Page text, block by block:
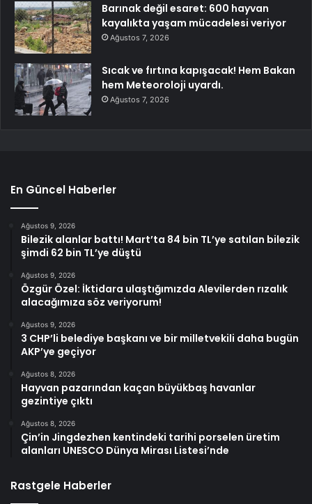
Barınak değil esaret: 600 hayvan
kayalıkta yaşam mücadelesi veriyor
Ağustos 7, 2026
Sıcak ve fırtına kapışacak! Hem Bakan
hem Meteoroloji uyardı.
Ağustos 7, 2026
En Güncel Haberler
Ağustos 9, 2026
Bilezik alanlar battı! Mart’ta 84 bin TL’ye satılan bilezik
şimdi 62 bin TL’ye düştü
Ağustos 9, 2026
Özgür Özel: İktidara ulaştığımızda Alevilerden rızalık
alacağımıza söz veriyorum!
Ağustos 9, 2026
3 CHP’li belediye başkanı ve bir milletvekili daha bugün
AKP’ye geçiyor
Ağustos 8, 2026
Hayvan pazarından kaçan büyükbaş havanlar
gezintiye çıktı
Ağustos 8, 2026
Çin’in Jingdezhen kentindeki tarihi porselen üretim
alanları UNESCO Dünya Mirası Listesi’nde
Rastgele Haberler